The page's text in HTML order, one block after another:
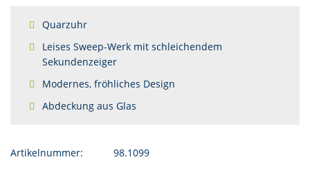
Quarzuhr
Leises Sweep-Werk mit schleichendem
Sekundenzeiger
Modernes, fröhliches Design
Abdeckung aus Glas
Artikelnummer: 98.1099